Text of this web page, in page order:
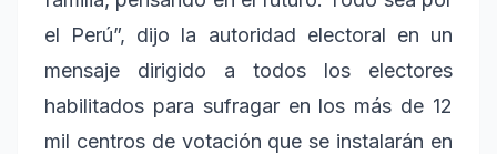
el Perú”, dijo la autoridad electoral en un
mensaje dirigido a todos los electores
habilitados para sufragar en los más de 12
mil centros de votación que se instalarán en